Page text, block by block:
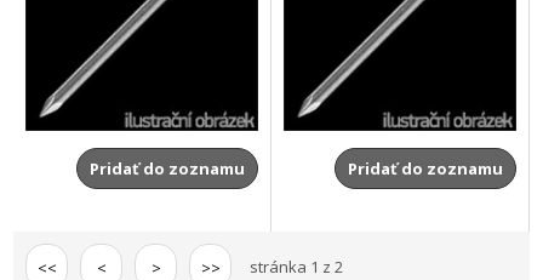
Pridať do zoznamu Pridať do zoznamu
<< < > >> stránka 1 z 2